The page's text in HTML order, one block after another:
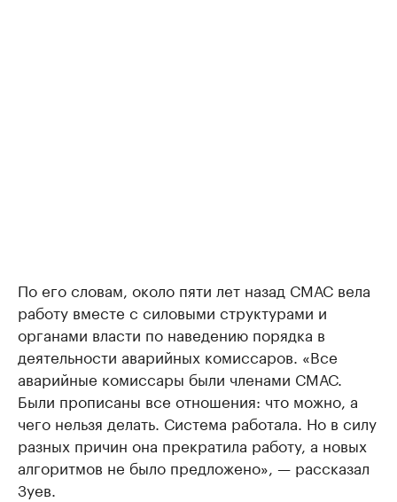
По его словам, около пяти лет назад СМАС вела
работу вместе с силовыми структурами и
органами власти по наведению порядка в
деятельности аварийных комиссаров. «Все
аварийные комиссары были членами СМАС.
Были прописаны все отношения: что можно, а
чего нельзя делать. Система работала. Но в силу
разных причин она прекратила работу, а новых
алгоритмов не было предложено», — рассказал
Зуев.